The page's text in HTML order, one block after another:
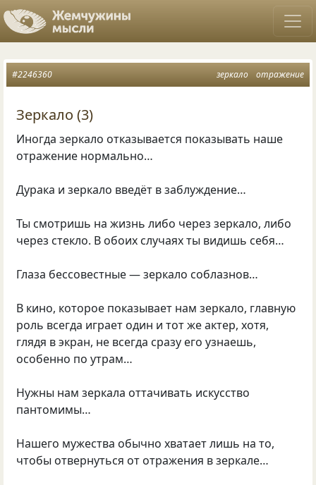
зеркало отражение
#2246360
Зеркало (3)
Иногда зеркало отказывается показывать наше
отражение нормально…
Дурака и зеркало введёт в заблуждение…
Ты смотришь на жизнь либо через зеркало, либо
через стекло. В обоих случаях ты видишь себя…
Глаза бессовестные — зеркало соблазнов…
В кино, которое показывает нам зеркало, главную
роль всегда играет один и тот же актер, хотя,
глядя в экран, не всегда сразу его узнаешь,
особенно по утрам…
Нужны нам зеркала оттачивать искусство
пантомимы…
Нашего мужества обычно хватает лишь на то,
чтобы отвернуться от отражения в зеркале…